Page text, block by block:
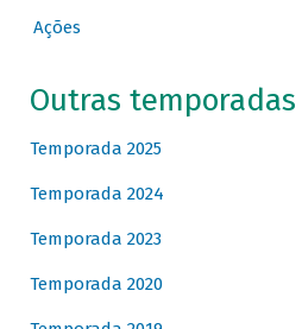
Ações
Outras temporadas
Temporada 2025
Temporada 2024
Temporada 2023
Temporada 2020